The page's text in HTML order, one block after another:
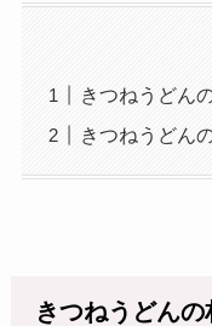
きつねうどん
きつねうどん
きつねうどん